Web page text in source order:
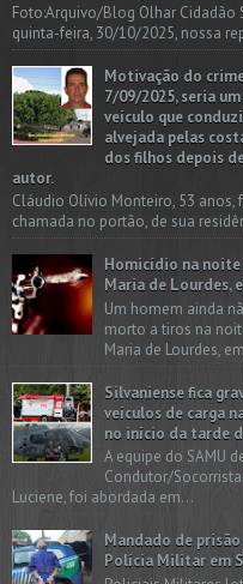
Foto:Arquivo/Blog Olhar Cidadão
quinta-feira, 30/10/2025, nossa
Motivação do
7/09/2025, seria
veículo que
alvejada pelas
dos filhos depois
autor.
Cláudio Olívio Monteiro, 53
chamada no portão, de sua
Homicídio na noite
Maria de Lourdes,
Um homem ainda
morto a tiros na
Maria de Lourdes,
Silvaniense fica
veículos de carga
no início da tarde
A equipe do SAMU
Condutor/
Luciene, foi abordada em...
Mandado de
Polícia Militar em